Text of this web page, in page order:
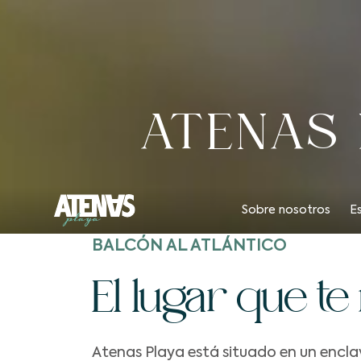
Sobre nosotros
Marea
BALCÓN AL ATLÁNTICO
El lugar que
Atenas Playa está situado en un